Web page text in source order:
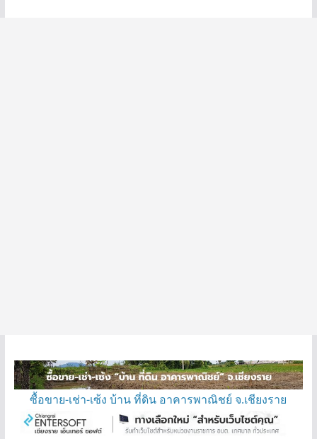
ซื้อขาย-เช่า-เซ้ง บ้าน ที่ดิน อาคารพาณิชย์ จ.เชียงราย